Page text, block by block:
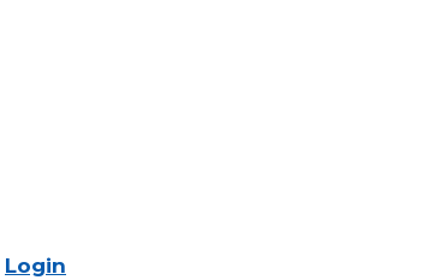
Login